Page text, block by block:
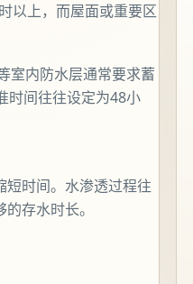
以上，而屋面或重要区
室内防水层通常要求蓄
时间往往设定为48小
短时间。水渗透过程往
存水时长。